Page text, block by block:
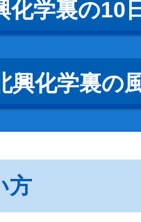
化学裏の10
興化学裏の
方